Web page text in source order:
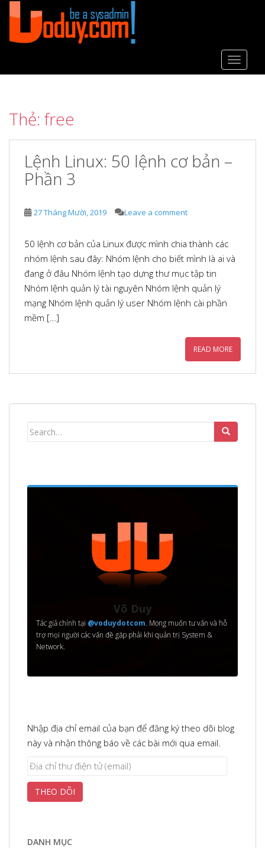
o
Thẻ: free
Lệnh Linux: 50 lệnh cơ bản –
Phần 3
27 Tháng Mười, 2019 Leave a comment
50 lệnh cơ bản của Linux được mình chia thành các
nhóm lệnh sau đây: Nhóm lệnh cho biết mình là ai và
đang ở đâu Nhóm lệnh tạo dựng thư mục tập tin
Nhóm lệnh quản lý tài nguyên Nhóm lệnh quản lý
mạng Nhóm lệnh quản lý user Nhóm lệnh cài phần
mềm […]
READ MORE
Search
Võ Duy
Tác giả chính tại @voduydotcom. Mong muốn tư vấn và hỗ
trợ mọi người các vấn đề gặp phải khi quản trị System &
Network.
Nhập địa chỉ email của bạn để đăng ký theo dõi blog
này và nhận thông báo về các bài mới qua email.
Địa
thư
(email)
THEO DÕI
DANH MỤC